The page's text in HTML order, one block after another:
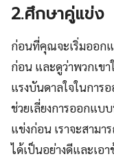
2.ศึกษาคู่แข่ง
ก่อนที่คุณจะเริ่มออก
ก่อน และดูว่าพวกเขา
แรงบันดาลใจในการ
ช่วยเลี่ยงการออกแบ
แข่งก่อน เราจะสามา
ได้เป็นอย่างดีและเอ